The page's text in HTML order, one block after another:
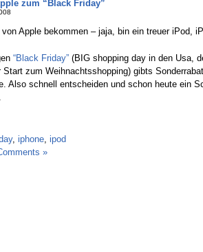
zum “Black Friday”
von Apple bekommen – jaja, bin ein treuer iPod,
“Black Friday” (BIG shopping day in den Usa,
zum Weihnachtsshopping) gibts
Also schnell entscheiden und schon heute ein
, iphone, ipod
»